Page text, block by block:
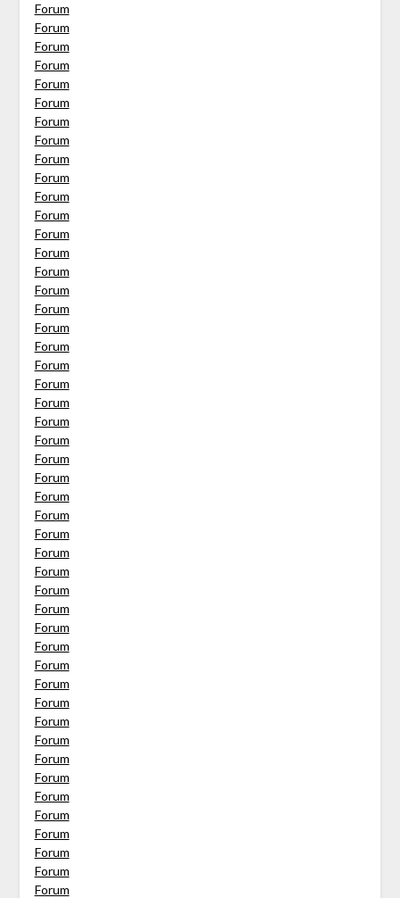
Forum
Forum
Forum
Forum
Forum
Forum
Forum
Forum
Forum
Forum
Forum
Forum
Forum
Forum
Forum
Forum
Forum
Forum
Forum
Forum
Forum
Forum
Forum
Forum
Forum
Forum
Forum
Forum
Forum
Forum
Forum
Forum
Forum
Forum
Forum
Forum
Forum
Forum
Forum
Forum
Forum
Forum
Forum
Forum
Forum
Forum
Forum
Forum